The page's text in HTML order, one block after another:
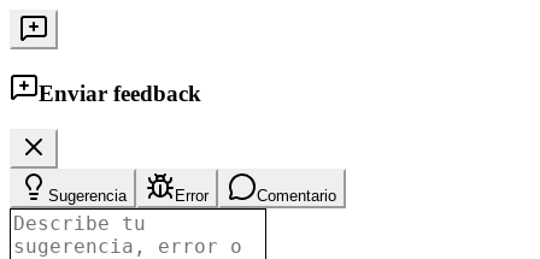
Enviar feedback
Sugerencia Error Comentario